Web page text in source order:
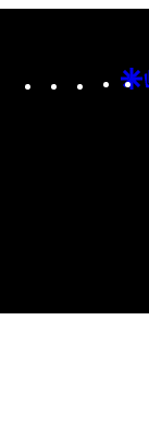
Instagram
TikTok